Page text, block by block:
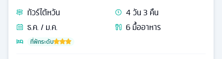
ทัวร์ไต้หวัน 4วัน3 คืน
ธ.ค. / ม.ค.
6มื้ออาหาร
ที่พักระดับ